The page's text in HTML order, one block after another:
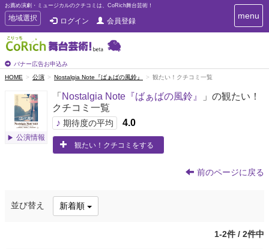
お薦め演劇・ミュージカルのクチコミは、CoRich舞台芸術！
T
o
g
g
e
n
t
地域選択 ログイン 会員登録
バナー広告お申込み
T
o
a
i
menu
HOME 公演 Nostalgia Note『ばぁばの風鈴』 観たい！クチコミ一覧
公演情報
「 Nostalgia Note『ばぁばの風鈴』
」の観たい！
クチコミ一覧
♪ 期待度の平均 4.0
観たい！クチコミをする
前のページに戻る
並び替え 新着順
1-2件 / 2件中